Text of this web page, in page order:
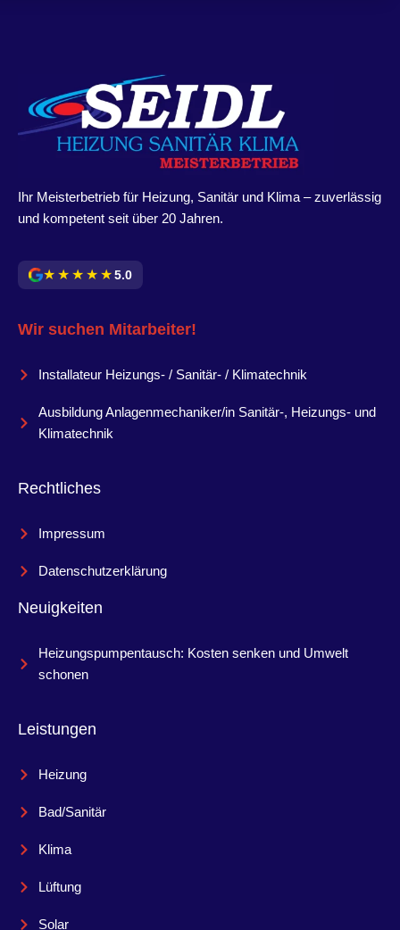
Ihr Meisterbetrieb für Heizung, Sanitär und Klima – zuverlässig
und kompetent seit über 20 Jahren.
★★★★★5.0
Wir suchen Mitarbeiter!
Installateur Heizungs- / Sanitär- / Klimatechnik
Ausbildung Anlagenmechaniker/in Sanitär-, Heizungs- und
Klimatechnik
Rechtliches
Impressum
Datenschutzerklärung
Neuigkeiten
Heizungspumpentausch: Kosten senken und Umwelt
schonen
Leistungen
Heizung
Bad/Sanitär
Klima
Lüftung
Solar